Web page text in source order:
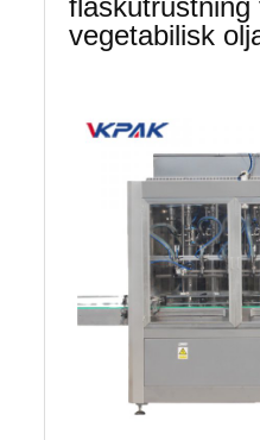
vegetabilisk